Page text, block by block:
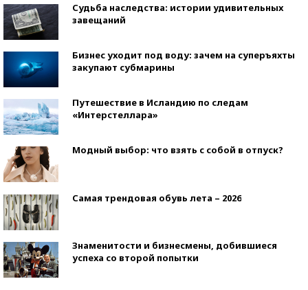
Судьба наследства: истории удивительных
завещаний
Бизнес уходит под воду: зачем на суперъяхты
закупают субмарины
Путешествие в Исландию по следам
«Интерстеллара»
Модный выбор: что взять с собой в отпуск?
Самая трендовая обувь лета – 2026
Знаменитости и бизнесмены, добившиеся
успеха со второй попытки